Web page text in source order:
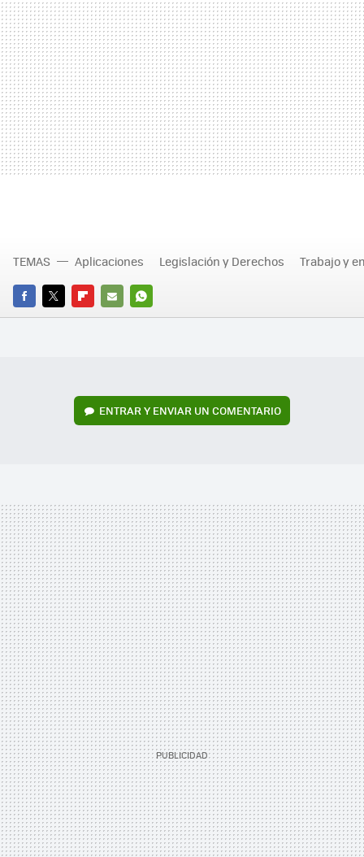
FACEBOOK
TWITTERFLIPBOARD
E-
WHATSAPP
TEMAS Aplicaciones Legislación y Derechos Trabajo y
ENTRAR Y ENVIAR UN COMENTARIO